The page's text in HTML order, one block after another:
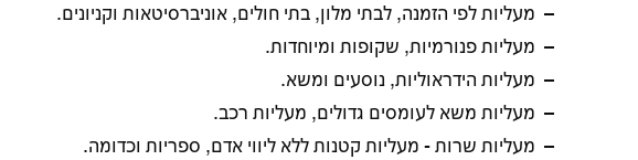
מעליות לפי הזמנה, לבתי מלון, בתי חולים, אוניברסיטאות וקניונים.
מעליות פנורמיות, שקופות ומיוחדות.
מעליות הידראוליות, נוסעים ומשא.
מעליות משא לעומסים גדולים, מעליות רכב.
מעליות שרות - מעליות קטנות ללא ליווי אדם, ספריות וכדומה.